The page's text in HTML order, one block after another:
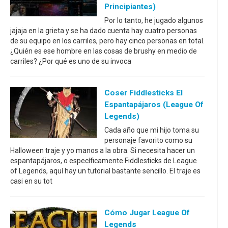
Principiantes)
Por lo tanto, he jugado algunos
jajaja en la grieta y se ha dado cuenta hay cuatro personas
de su equipo en los carriles, pero hay cinco personas en total.
¿Quién es ese hombre en las cosas de brushy en medio de
carriles? ¿Por qué es uno de su invoca
Coser Fiddlesticks El
Espantapájaros (League Of
Legends)
Cada año que mi hijo toma su
personaje favorito como su
Halloween traje y yo manos a la obra. Si necesita hacer un
espantapájaros, o específicamente Fiddlesticks de League
of Legends, aquí hay un tutorial bastante sencillo. El traje es
casi en su tot
Cómo Jugar League Of
Legends